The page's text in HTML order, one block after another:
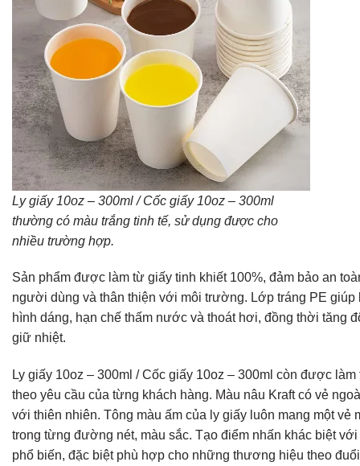
Ly giấy 10oz – 300ml / Cốc giấy 10oz – 300ml
thường có màu trắng tinh tế, sử dụng được cho
nhiều trường hợp.
Sản phẩm được làm từ giấy tinh khiết 100%, đảm bảo an
người dùng và thân thiện với môi trường. Lớp tráng PE
hình dáng, hạn chế thấm nước và thoát hơi, đồng thời tăng
giữ nhiệt.
Ly giấy 10oz – 300ml / Cốc giấy 10oz – 300ml còn được làm
theo yêu cầu của từng khách hàng. Màu nâu Kraft có vẻ
với thiên nhiên. Tông màu ấm của ly giấy luôn mang một vẻ
trong từng đường nét, màu sắc. Tạo điểm nhấn khác biệt
phổ biến, đặc biệt phù hợp cho những thương hiệu theo